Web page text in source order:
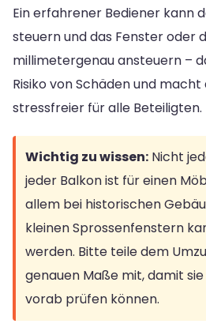
Ein erfahrener Bediener kann
steuern und das Fenster oder
millimetergenau ansteuern –
Risiko von Schäden und
stressfreier für alle Beteiligten.
Wichtig zu wissen: Nicht
jeder Balkon ist für einen
allem bei historischen
kleinen Sprossenfenstern
werden. Bitte teile dem
genauen Maße mit, damit
vorab prüfen können.